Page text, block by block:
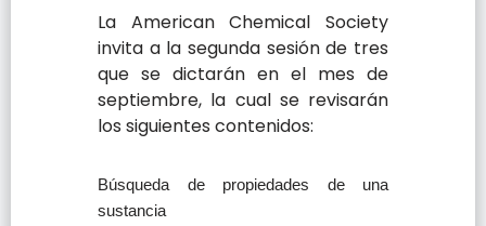
La American Chemical Society
invita a la segunda sesión de tres
que se dictarán en el mes de
septiembre, la cual se revisarán
los siguientes contenidos:
Búsqueda de propiedades de una
sustancia